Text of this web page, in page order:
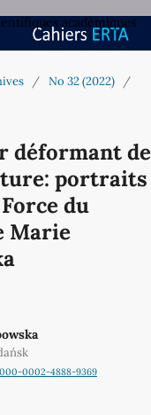
académiques
/ No 32 (2022)
/
déformant de
portraits
du
Marie
0002-4888-9369